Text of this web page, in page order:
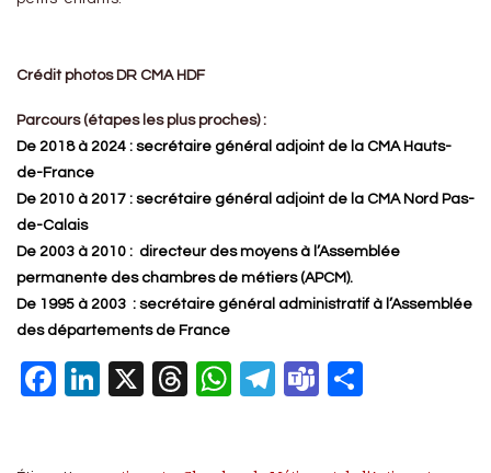
Crédit photos DR CMA HDF
Parcours (étapes les plus proches) :
De 2018 à 2024 : secrétaire général adjoint de la CMA Hauts-
de-France
De 2010 à 2017 : secrétaire général adjoint de la CMA Nord Pas-
de-Calais
De 2003 à 2010 : directeur des moyens à l’Assemblée
permanente des chambres de métiers (APCM).
De 1995 à 2003 : secrétaire général administratif à l’Assemblée
des départements de France
Facebook
LinkedIn
X Threads
WhatsApp
Telegram
Teams